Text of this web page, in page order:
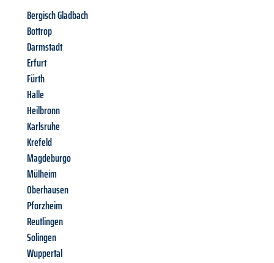
Bergisch Gladbach
Bottrop
Darmstadt
Erfurt
Fürth
Halle
Heilbronn
Karlsruhe
Krefeld
Magdeburgo
Mülheim
Oberhausen
Pforzheim
Reutlingen
Solingen
Wuppertal